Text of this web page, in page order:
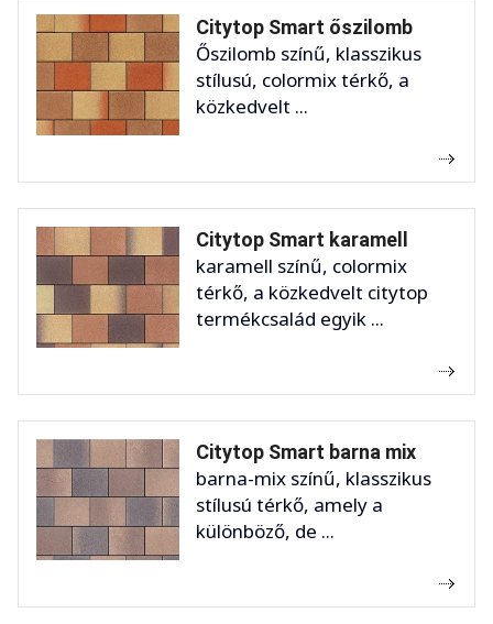
Citytop Smart őszilomb
Őszilomb színű, klasszikus
stílusú, colormix térkő, a
közkedvelt ...
Citytop Smart karamell
karamell színű, colormix
térkő, a közkedvelt citytop
termékcsalád egyik ...
Citytop Smart barna mix
barna-mix színű, klasszikus
stílusú térkő, amely a
különböző, de ...